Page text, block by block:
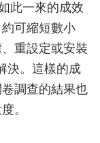
此一來的成效
可縮短數小
重設定或安裝
決。這樣的成
調查的結果也
。